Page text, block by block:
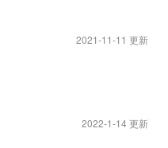
2021-11-11 更新
2022-1-14 更新